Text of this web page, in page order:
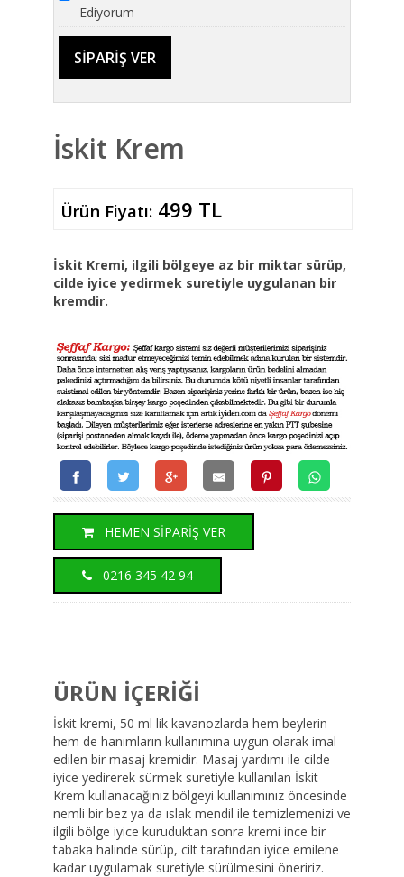
Ediyorum
İskit Krem
Ürün Fiyatı:499 TL
İskit Kremi, ilgili bölgeye az bir miktar sürüp,
cilde iyice yedirmek suretiyle uygulanan bir
kremdir.
HEMEN SİPARİŞ VER
0216 345 42 94
ÜRÜN İÇERİĞİ
İskit kremi, 50 ml lik kavanozlarda hem beylerin
hem de hanımların kullanımına uygun olarak imal
edilen bir masaj kremidir. Masaj yardımı ile cilde
iyice yedirerek sürmek suretiyle kullanılan İskit
Krem kullanacağınız bölgeyi kullanımınız öncesinde
nemli bir bez ya da ıslak mendil ile temizlemenizi ve
ilgili bölge iyice kuruduktan sonra kremi ince bir
tabaka halinde sürüp, cilt tarafından iyice emilene
kadar uygulamak suretiyle sürülmesini öneririz.